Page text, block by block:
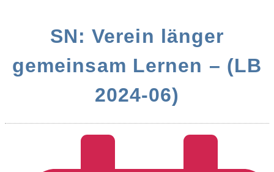
SN: Verein länger
gemeinsam Lernen – (LB
2024-06)